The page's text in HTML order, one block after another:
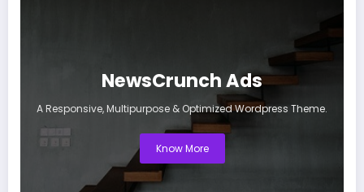
NewsCrunch Ads
A Responsive, Multipurpose & Optimized Wordpress Theme.
Know More